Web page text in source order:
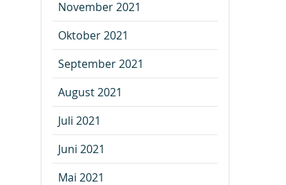
November 2021
Oktober 2021
September 2021
August 2021
Juli 2021
Juni 2021
Mai 2021